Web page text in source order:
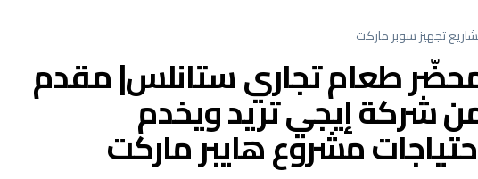
تجهيز سوبر ماركت
طعام تجاري ستانلس| مقدم
شركة إيجي تريد ويخدم
مشروع هايبر ماركت